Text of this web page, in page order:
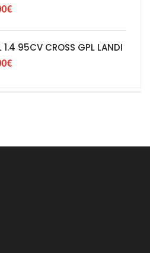
1.4 95CV CROSS GPL LANDI